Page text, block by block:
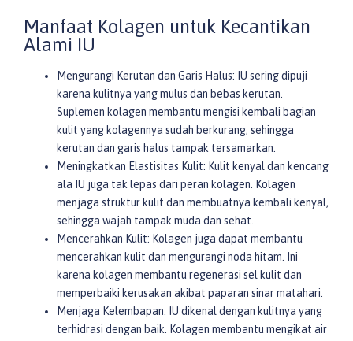
Manfaat Kolagen untuk Kecantikan
Alami IU
Mengurangi Kerutan dan Garis Halus: IU sering dipuji
karena kulitnya yang mulus dan bebas kerutan.
Suplemen kolagen membantu mengisi kembali bagian
kulit yang kolagennya sudah berkurang, sehingga
kerutan dan garis halus tampak tersamarkan.
Meningkatkan Elastisitas Kulit: Kulit kenyal dan kencang
ala IU juga tak lepas dari peran kolagen. Kolagen
menjaga struktur kulit dan membuatnya kembali kenyal,
sehingga wajah tampak muda dan sehat.
Mencerahkan Kulit: Kolagen juga dapat membantu
mencerahkan kulit dan mengurangi noda hitam. Ini
karena kolagen membantu regenerasi sel kulit dan
memperbaiki kerusakan akibat paparan sinar matahari.
Menjaga Kelembapan: IU dikenal dengan kulitnya yang
terhidrasi dengan baik. Kolagen membantu mengikat air